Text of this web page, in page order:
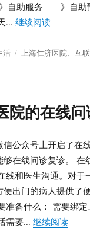
自助服务——》自
...继续阅读“上海仁
活
标
上海仁济医院、互
院的在线
信公众号上开启了在
在线问诊复诊。 在
线和医生沟通。对于
便出门的病人提供了
准备什么： 需要绑
需要...继续阅读“体